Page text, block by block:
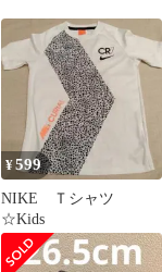
¥599
NIKE Ｔシャツ
☆Kids